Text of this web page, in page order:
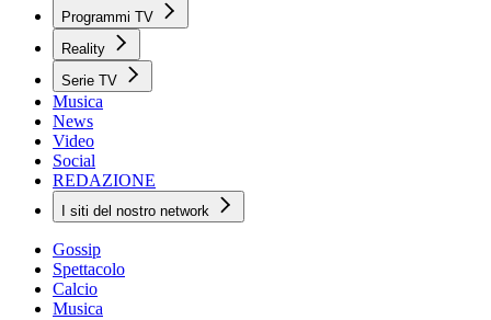
Programmi TV
Reality
Serie TV
Musica
News
Video
Social
REDAZIONE
I siti del nostro network
Gossip
Spettacolo
Calcio
Musica